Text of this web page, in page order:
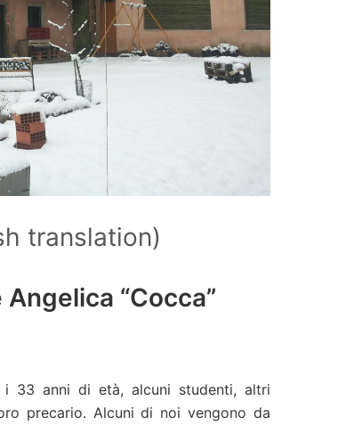
translation)
“Cocca”
33 anni di età, alcuni studenti, altri
precario. Alcuni di noi vengono da